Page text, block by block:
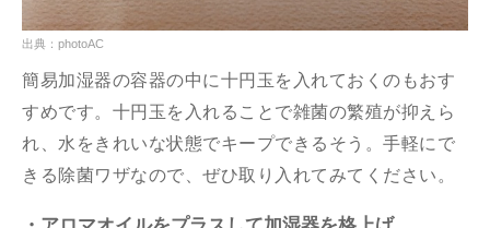
出典：photoAC
簡易加湿器の容器の中に十円玉を入れておくのもおす
すめです。十円玉を入れることで雑菌の繁殖が抑えら
れ、水をきれいな状態でキープできるそう。手軽にで
きる除菌ワザなので、ぜひ取り入れてみてください。